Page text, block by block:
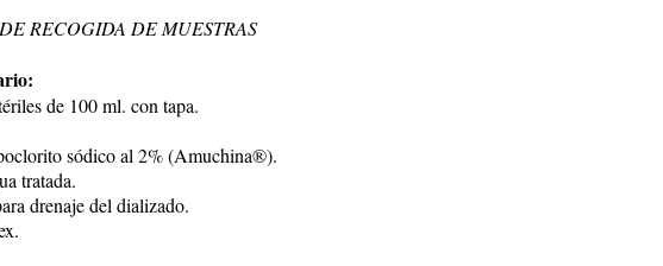
RECOGIDA DE MUESTRAS
de 100 ml. con tapa.
sódico al 2% (Amuchina®).
tratada.
drenaje del dializado.